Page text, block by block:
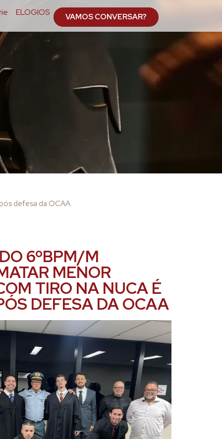
ELOGIOS VAMOS CONVERSAR?
defesa da OCAA
6ºBPM/M
MENOR
TIRO NA NUCA É
DEFESA DA OCAA